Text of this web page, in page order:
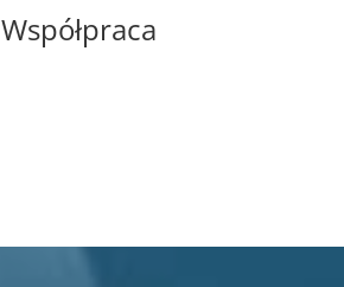
Współpraca